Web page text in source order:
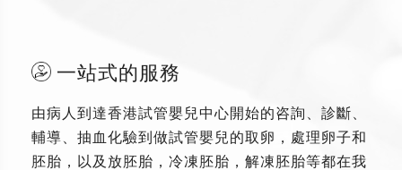
一站式的服務
由病人到達香港試管嬰兒中心開始的咨詢、診斷、
輔導、抽血化驗到做試管嬰兒的取卵，處理卵子和
胚胎，以及放胚胎，冷凍胚胎，解凍胚胎等都在我